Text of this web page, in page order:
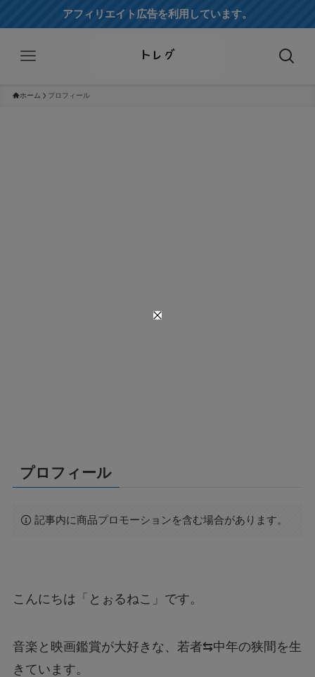
アフィリエイト広告を利用しています。
ホーム プロフィール
プロフィール
記事内に商品プロモーションを含む場合があります。
こんにちは「とぉるねこ」です。
音楽と映画鑑賞が大好きな、若者⇆中年の狭間を生
きています。